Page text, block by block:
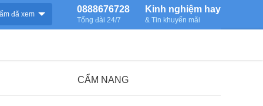
đã xem Kinh nghiệm hay
& Tin khuyến mãi
0888676728
Tổng đài 24/7
CẨM NANG